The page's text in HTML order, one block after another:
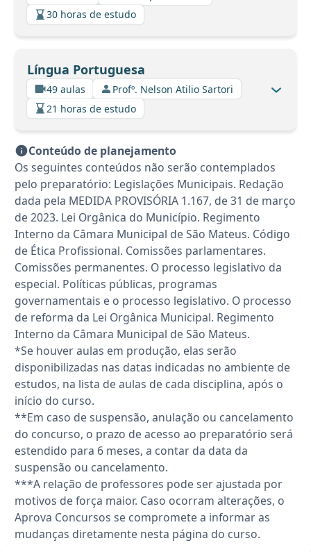
30 horas de estudo
Língua Portuguesa
49 aulas
Profº. Nelson Atilio Sartori
21 horas de estudo
Conteúdo de planejamento
Os seguintes conteúdos não serão contemplados
pelo preparatório: Legislações Municipais. Redação
dada pela MEDIDA PROVISÓRIA 1.167, de 31 de março
de 2023. Lei Orgânica do Município. Regimento
Interno da Câmara Municipal de São Mateus. Código
de Ética Profissional. Comissões parlamentares.
Comissões permanentes. O processo legislativo da
especial. Políticas públicas, programas
governamentais e o processo legislativo. O processo
de reforma da Lei Orgânica Municipal. Regimento
Interno da Câmara Municipal de São Mateus.
*Se houver aulas em produção, elas serão
disponibilizadas nas datas indicadas no ambiente de
estudos, na lista de aulas de cada disciplina, após o
início do curso.
**Em caso de suspensão, anulação ou cancelamento
do concurso, o prazo de acesso ao preparatório será
estendido para 6 meses, a contar da data da
suspensão ou cancelamento.
***A relação de professores pode ser ajustada por
motivos de força maior. Caso ocorram alterações, o
Aprova Concursos se compromete a informar as
mudanças diretamente nesta página do curso.